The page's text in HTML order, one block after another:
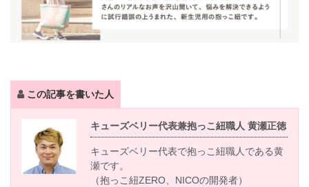
この記事を書いた人
キューズベリー代表兼抱っこ紐職人 黄瀬正徳
キューズベリー代表で抱っこ紐職人である黄
瀬です。
（抱っこ紐ZERO、NICOの開発者）